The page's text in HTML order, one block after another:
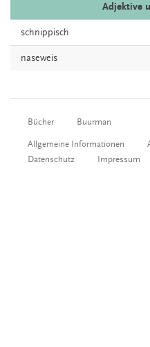
Adjektive
schnippisch
naseweis
Bücher Buurman
Allgemeine Informationen
Datenschutz
Impressum